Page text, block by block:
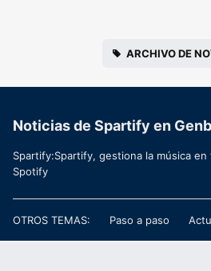
ARCHIVO DE
Noticias de Spartify en
Spartify:Spartify, gestiona la música
Spotify
OTROS TEMAS: Paso a paso